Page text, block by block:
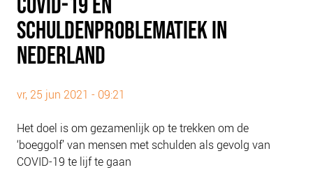
PLINKR NAZORG
SOCIALDEBT
DOORBRAAKMETHODE
DE VOORZIENINGENWIJZER
NEDERLANDSE SCHULDHULPROUTE (NSR)
OVER ONS
SCHULDENPROBLEMATIEK IN
NEDERLAND
vr, 25 jun 2021 - 09:21
Het doel is om gezamenlijk op te trekken om de
‘boeggolf’ van mensen met schulden als gevolg van
COVID-19 te lijf te gaan